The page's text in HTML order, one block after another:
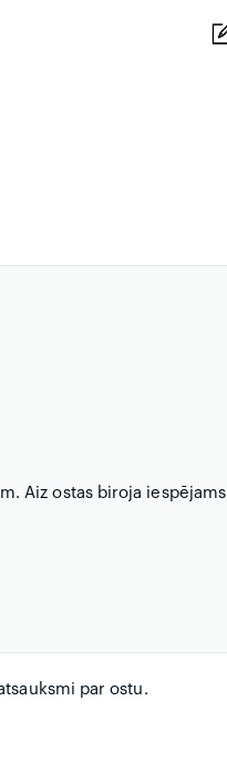
Aiz ostas biroja iespējams
par ostu.